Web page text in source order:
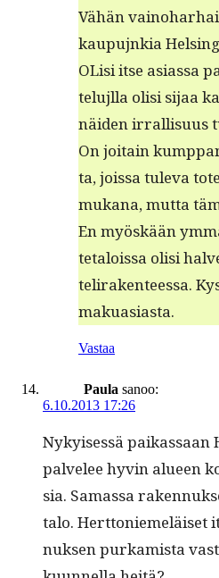
Vähän
kaupu­jnkia
OLisi itse asi­as­sa
telu­jl­la olisi sijaa
näi­den irral­lisu­us
On joitain
ta, jois­sa tule­va
mukana, mut­ta
En myöskään
te­talois­sa olisi
telirak­en­teessa.
makuasiasta.
Vastaa
Paula sanoo:
6.10.2013 17:26
Nykyisessä
palvelee hyvin alueen
sia. Samas­sa
ta­lo. Hert­toniemeläiset
nuk­sen purkamista